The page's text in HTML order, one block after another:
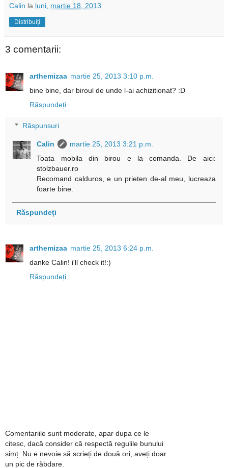
Calin la luni, martie 18, 2013
Distribuiți
3 comentarii:
arthemizaa martie 25, 2013 3:10 p.m.
bine bine, dar biroul de unde l-ai achizitionat? :D
Răspundeți
Răspunsuri
Calin
martie 25, 2013 3:21 p.m.
Toata mobila din birou e la comanda. De aici:
stolzbauer.ro
Recomand calduros, e un prieten de-al meu, lucreaza
foarte bine.
Răspundeți
arthemizaa martie 25, 2013 6:24 p.m.
danke Calin! i'll check it!:)
Răspundeți
Comentariile sunt moderate, apar dupa ce le
citesc, dacă consider că respectă regulile bunului
simț. Nu e nevoie să scrieți de două ori, aveți doar
un pic de răbdare.